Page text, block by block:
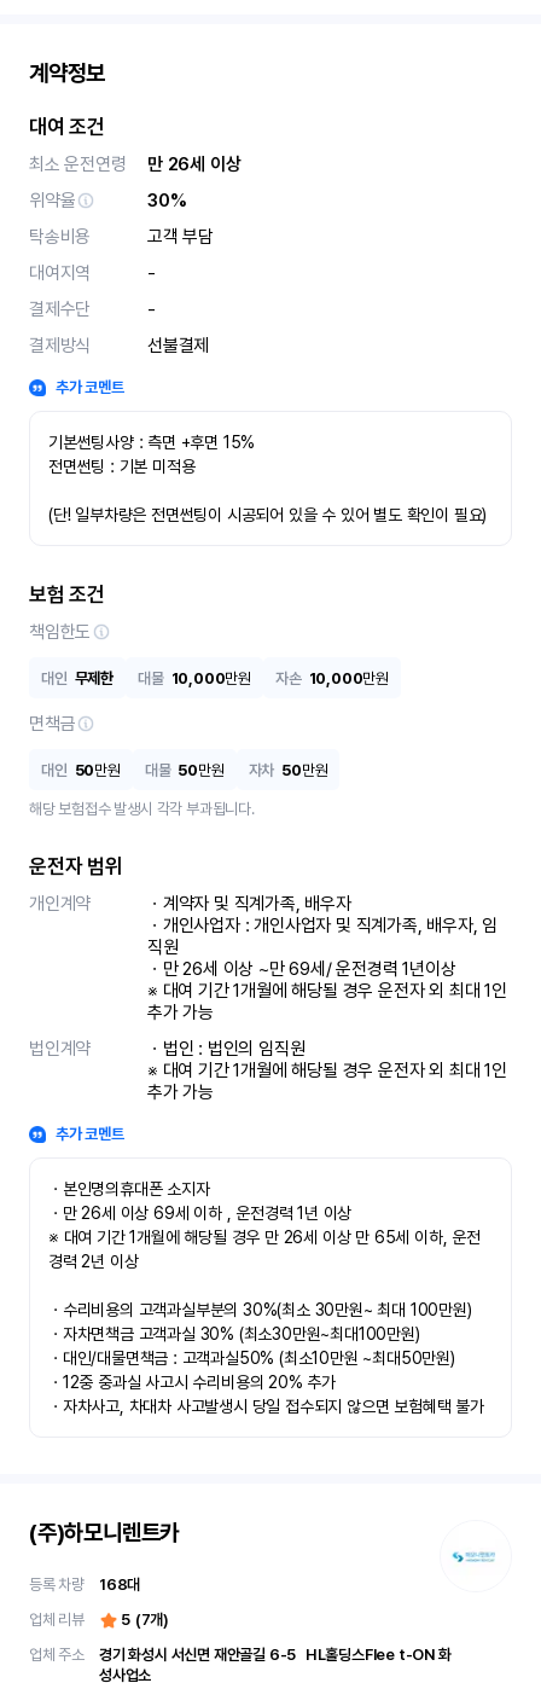
계약정보
대여 조건
최소 운전연령
만 26세 이상
위약율
30%
탁송비용
고객 부담
대여지역
-
결제수단
-
결제방식
선불결제
추가 코멘트
기본썬팅사양 : 측면 +후면 15%
전면썬팅 : 기본 미적용
(단! 일부차량은 전면썬팅이 시공되어 있을 수 있어 별도 확인이 필요)
보험 조건
책임한도
대인 무제한 대물 10,000만원 자손 10,000만원
면책금
대인 50만원 대물 50만원 자차 50만원
해당 보험접수 발생시 각각 부과됩니다.
운전자 범위
개인계약
ㆍ계약자 및 직계가족, 배우자
ㆍ개인사업자 : 개인사업자 및 직계가족, 배우자, 임
직원
ㆍ만 26세 이상 ~만 69세/ 운전경력 1년이상
※ 대여 기간 1개월에 해당될 경우 운전자 외 최대 1인
추가 가능
법인계약
ㆍ법인 : 법인의 임직원
※ 대여 기간 1개월에 해당될 경우 운전자 외 최대 1인
추가 가능
추가 코멘트
ㆍ본인명의휴대폰 소지자
ㆍ만 26세 이상 69세 이하 , 운전경력 1년 이상
※ 대여 기간 1개월에 해당될 경우 만 26세 이상 만 65세 이하, 운전
경력 2년 이상
ㆍ수리비용의 고객과실부분의 30%(최소 30만원~ 최대 100만원)
ㆍ자차면책금 고객과실 30% (최소30만원~최대100만원)
ㆍ대인/대물면책금 : 고객과실50% (최소10만원 ~최대50만원)
ㆍ12중 중과실 사고시 수리비용의 20% 추가
ㆍ자차사고, 차대차 사고발생시 당일 접수되지 않으면 보험혜택 불가
(주)하모니렌트카
등록 차량 168대
업체 리뷰
5 (7개)
업체 주소
경기 화성시 서신면 재안골길 6-5	 HL홀딩스Flee t-ON 화
성사업소